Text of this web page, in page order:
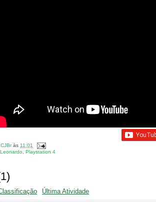
CJBràs11:01
,Playstation 4
1)
Última Atividade